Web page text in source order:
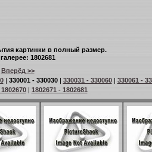
картинки в полный размер.
1802681
Вперёд >>
| 330001 - 330030| 330031 - 330060| 330061 -
| 1802671 - 1802681